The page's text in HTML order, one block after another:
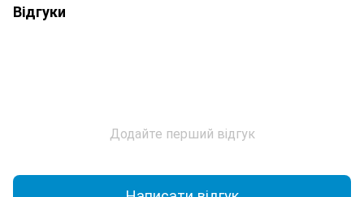
Відгуки
Додайте перший відгук